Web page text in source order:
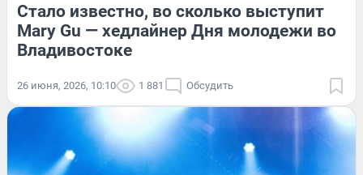
Стало известно, во сколько выступит
Mary Gu — хедлайнер Дня молодежи во
Владивостоке
26 июня, 2026, 10:10 1 881 Обсудить